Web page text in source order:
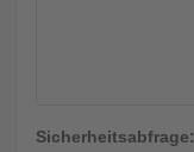
Sicherheitsabfrage: